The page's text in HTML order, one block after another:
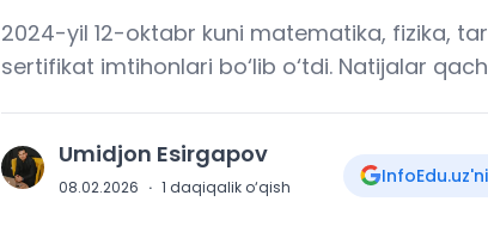
2024-yil 12-oktabr kuni matematika, fizika,
sertifikat imtihonlari bo‘lib o‘tdi. Natijalar
U Umidjon Esirgapov
08.02.2026 · 1 daqiqalik o‘qish